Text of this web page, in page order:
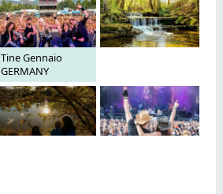
Tine Gennaio
GERMANY